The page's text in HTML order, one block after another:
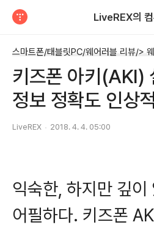
LiveREX의 컴
키즈폰 아키(AKI)
정보 정확도 인상적
LiveREX 2018. 4. 4. 05:00
익숙한, 하지만 깊이
어필하다. 키즈폰